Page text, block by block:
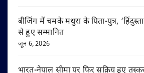
बीजिंग में चमके मथुरा के पिता-पुत्र,
से हुए सम्मानित
जून 6, 2026
भारत-नेपाल सीमा पर फिर सक्रिय हुए